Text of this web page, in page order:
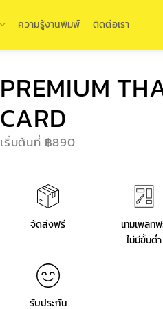
ความรู้งานพิมพ์ ติดต่อเรา
PREMIUM
CARD
เริ่มต้นที่ ฿890
จัดส่งฟรี
เทมเพลท
ไม่มีขั้นต่ำ
รับประกัน